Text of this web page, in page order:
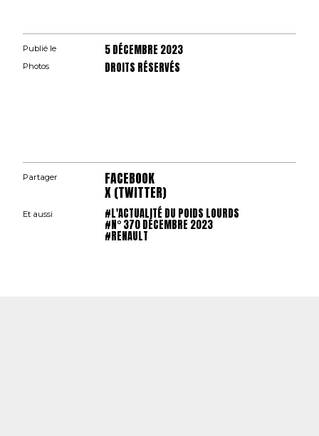
Publié le 5 DÉCEMBRE 2023
Photos DROITS RÉSERVÉS
Partager FACEBOOK
X (TWITTER)
Et aussi #L'ACTUALITÉ DU POIDS LOURDS
#N° 370 DÉCEMBRE 2023
#RENAULT